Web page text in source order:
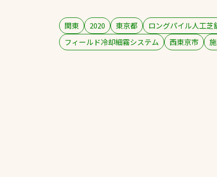
関東 2020 東京都
ロングパイル人工芝
フィールド冷却細霧システム
西東京市